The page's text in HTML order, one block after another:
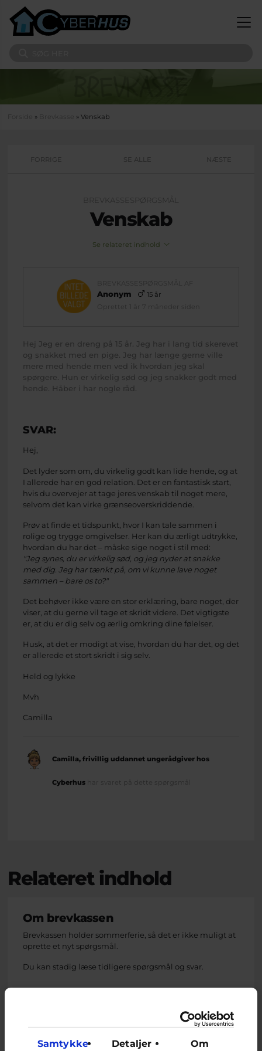
Samtykke Detaljer Om
Du er her
» Brevkasse » Venskab
FORRIGE SE ALLE NÆSTE
BREVKASSESPØRGSMÅL
Venskab
Se relateret indhold
BREVKASSESPØRGSMÅL AF
Anonym
15 år
Oprettet 1 år 7 måneder siden
Hej Jeg er en dreng på 15 år. Jeg har i lang tid skerevet
og snakket med en pige. Jeg har længe gerne ville
mere med hende men ved ik hvordan jeg skal
spørgere. Hun er virkelig sød og jeg snakker godt med
hende. Håber i har nogle råd.
SVAR:
Hej,
Det lyder som om, du virkelig godt kan lide hende, og at
I allerede har en god relation. Det er en fantastisk start,
hvis du overvejer at tage jeres venskab til noget mere,
selvom det kan virke grænseoverskriddende.
Prøv at finde et tidspunkt, hvor I kan tale sammen i
rolige og trygge omgivelser. Her kan du ærligt udtrykke,
hvordan du har det – måske sige noget i stil med:
"Jeg synes, du er virkelig sød, og jeg nyder at snakke
med dig. Jeg har tænkt på, om vi kunne lave noget
sammen – bare os to?"
Det behøver ikke være en stor erklæring, bare noget, der
viser, at du gerne vil tage et skridt videre. Det vigtigste
er, at du er dig selv og ærlig omkring dine følelser.
Husk, at det er modigt at vise, hvordan du har det, og det
er allerede et stort skridt i sig selv.
Held og lykke
Mvh
Camilla
Camilla, frivillig uddannet ungerådgiver hos
Cyberhus har svaret på dette spørgsmål
Relateret indhold
Om brevkassen
Brevkassen holder sommerferie, så det er ikke muligt at
oprette et nyt spørgsmål.
Du kan stadig læse tidligere spørgsmål og svar.
grimt til dig selv?